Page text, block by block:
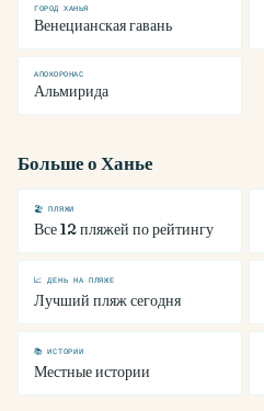
ГОРОД ХАНЬЯ
Венецианская гавань
АПОКОРОНАС
Альмирида
Больше о Ханье
🏖 ПЛЯЖИ
Все 12 пляжей по рейтингу
📈 ДЕНЬ НА ПЛЯЖЕ
Лучший пляж сегодня
📚 ИСТОРИИ
Местные истории